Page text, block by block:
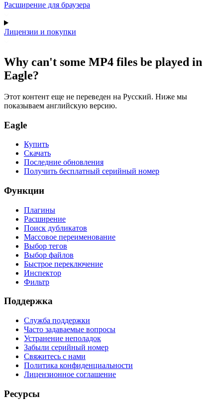
Расширение для браузера
Лицензии и покупки
Why can't some MP4 files be played in
Eagle?
Этот контент еще не переведен на Русский. Ниже мы
показываем английскую версию.
Eagle
Купить
Скачать
Последние обновления
Получить бесплатный серийный номер
Функции
Плагины
Расширение
Поиск дубликатов
Массовое переименование
Выбор тегов
Выбор файлов
Быстрое переключение
Инспектор
Фильтр
Поддержка
Служба поддержки
Часто задаваемые вопросы
Устранение неполадок
Забыли серийный номер
Свяжитесь с нами
Политика конфиденциальности
Лицензионное соглашение
Ресурсы